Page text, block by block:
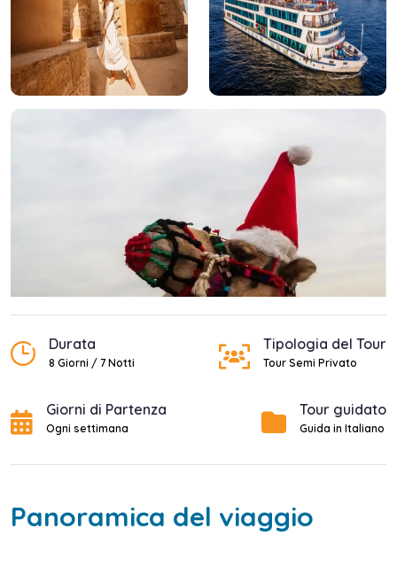
Durata
8 Giorni / 7 Notti
Tipologia del Tour
Tour Semi Privato
Giorni di Partenza
Ogni settimana
Tour guidato
Guida in Italiano
Panoramica del viaggio